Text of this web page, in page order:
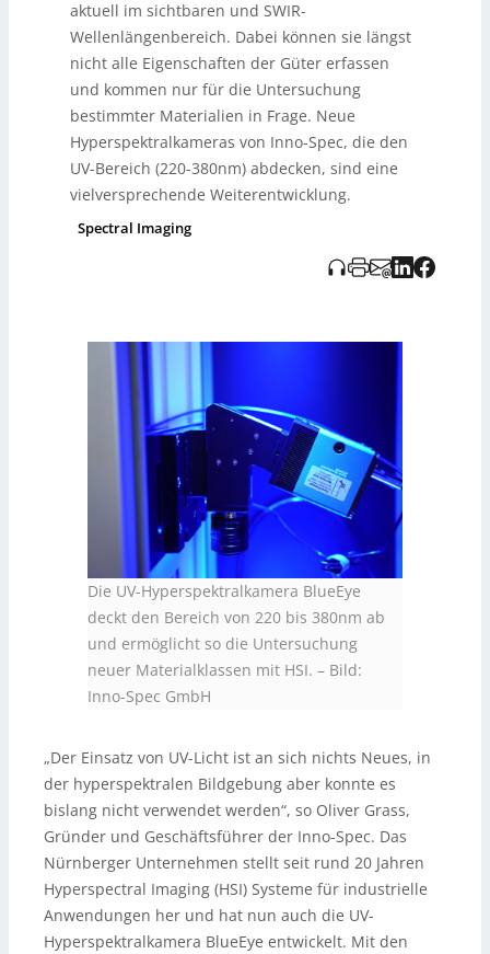
und die Analyse von Kulturgütern kann sie genutzt
werden. Die Integration von KI verspricht eine
schnellere und präzisere Datenanalyse, die wichtige
Fortschritte in Echtzeitanwendungen ermöglicht. Trotz
der noch frühen Entwicklungsphase sieht Innospec das
Potenzial, UV-HSI-Technologien künftig verstärkt in
industriellen Prozessen einzusetzen.
aktuell im sichtbaren und SWIR-
Wellenlängenbereich. Dabei können sie längst
nicht alle Eigenschaften der Güter erfassen
und kommen nur für die Untersuchung
bestimmter Materialien in Frage. Neue
Hyperspektralkameras von Inno-Spec, die den
UV-Bereich (220-380nm) abdecken, sind eine
vielversprechende Weiterentwicklung.
Spectral Imaging
Die UV-Hyperspektralkamera BlueEye
deckt den Bereich von 220 bis 380nm ab
und ermöglicht so die Untersuchung
neuer Materialklassen mit HSI. – Bild:
Inno-Spec GmbH
„Der Einsatz von UV-Licht ist an sich nichts Neues, in
der hyperspektralen Bildgebung aber konnte es
bislang nicht verwendet werden“, so Oliver Grass,
Gründer und Geschäftsführer der Inno-Spec. Das
Nürnberger Unternehmen stellt seit rund 20 Jahren
Hyperspectral Imaging (HSI) Systeme für industrielle
Anwendungen her und hat nun auch die UV-
Hyperspektralkamera BlueEye entwickelt. Mit den